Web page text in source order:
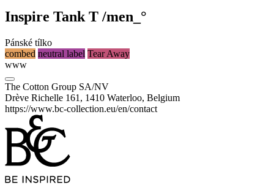
Inspire Tank T /men_°
Pánské tílko
combed neutral label Tear Away
www
The Cotton Group SA/NV
Drève Richelle 161, 1410 Waterloo, Belgium
https://www.bc-collection.eu/en/contact